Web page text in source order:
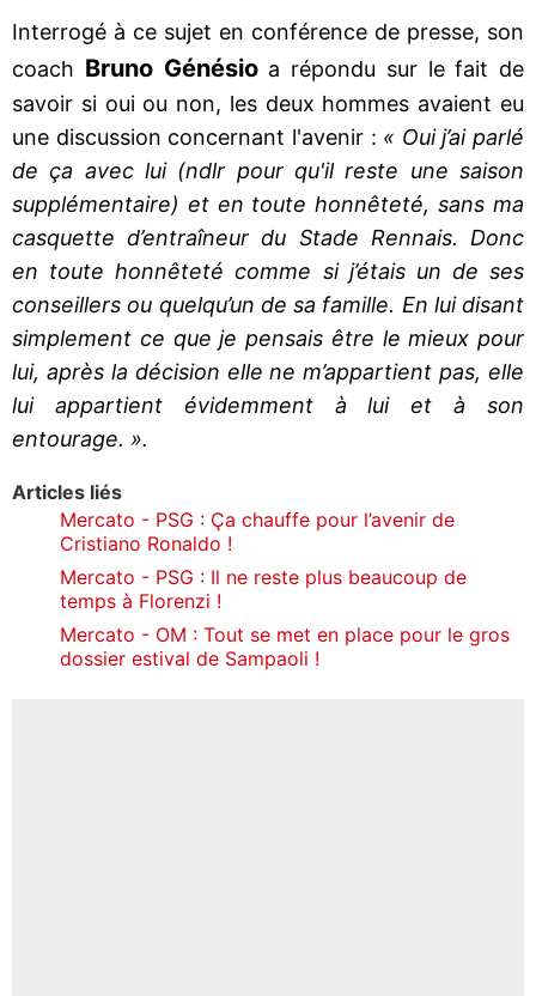
Interrogé à ce sujet en conférence de presse, son
coach Bruno Génésioa répondu sur le fait de
savoir si oui ou non, les deux hommes avaient eu
une discussion concernant l'avenir : « Oui j’ai parlé
de ça avec lui (ndlr pour qu'il reste une saison
supplémentaire) et en toute honnêteté, sans ma
casquette d’entraîneur du Stade Rennais. Donc
en toute honnêteté comme si j’étais un de ses
conseillers ou quelqu’un de sa famille. En lui disant
simplement ce que je pensais être le mieux pour
lui, après la décision elle ne m’appartient pas, elle
lui appartient évidemment à lui et à son
entourage. ».
Articles liés
Mercato - PSG : Ça chauffe pour l’avenir de
Cristiano Ronaldo !
Mercato - PSG : Il ne reste plus beaucoup de
temps à Florenzi !
Mercato - OM : Tout se met en place pour le gros
dossier estival de Sampaoli !